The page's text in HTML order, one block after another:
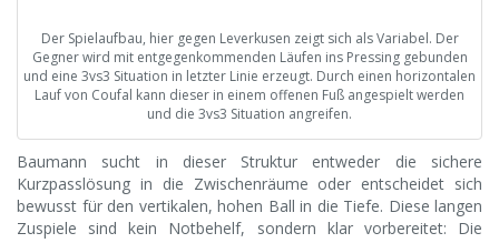
Der Spielaufbau, hier gegen Leverkusen zeigt sich als Variabel. Der
Gegner wird mit entgegenkommenden Läufen ins Pressing gebunden
und eine 3vs3 Situation in letzter Linie erzeugt. Durch einen horizontalen
Lauf von Coufal kann dieser in einem offenen Fuß angespielt werden
und die 3vs3 Situation angreifen.
Baumann sucht in dieser Struktur entweder die sichere
Kurzpasslösung in die Zwischenräume oder entscheidet sich
bewusst für den vertikalen, hohen Ball in die Tiefe. Diese langen
Zuspiele sind kein Notbehelf, sondern klar vorbereitet: Die